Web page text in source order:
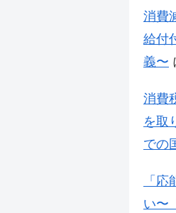
消費
給付
義〜
消費
を取
での
「
い〜